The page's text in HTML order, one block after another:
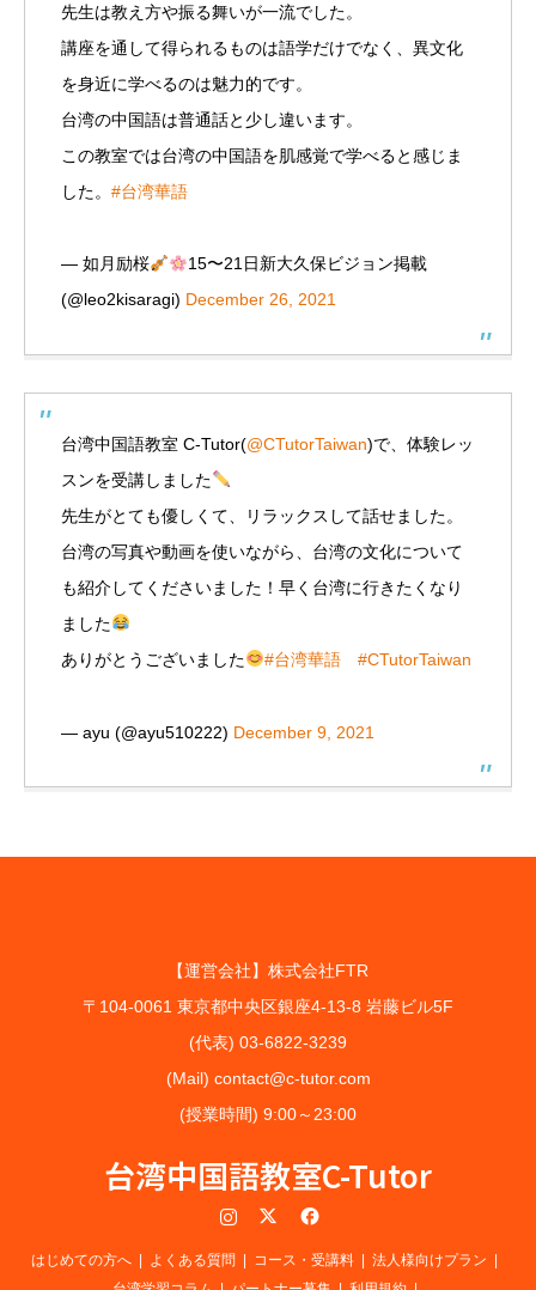
先生は教え方や振る舞いが一流でした。
講座を通して得られるものは語学だけでなく、異文化
を身近に学べるのは魅力的です。
台湾の中国語は普通話と少し違います。
この教室では台湾の中国語を肌感覚で学べると感じま
した。 #台湾華語
— 如月励桜
15〜21日新大久保ビジョン掲載
(@leo2kisaragi) December 26, 2021
台湾中国語教室 C-Tutor(@CTutorTaiwan)で、体験レッ
スンを受講しました
先生がとても優しくて、リラックスして話せました。
台湾の写真や動画を使いながら、台湾の文化について
も紹介してくださいました！早く台湾に行きたくなり
ました
ありがとうございました
#台湾華語 #CTutorTaiwan
— ayu (@ayu510222) December 9, 2021
【運営会社】株式会社FTR
〒104-0061 東京都中央区銀座4-13-8 岩藤ビル5F
(代表) 03-6822-3239
(Mail) contact@c-tutor.com
(授業時間) 9:00～23:00
台湾中国語教室C-Tutor
はじめての方へ よくある質問 コース・受講料
法人様向けプラン